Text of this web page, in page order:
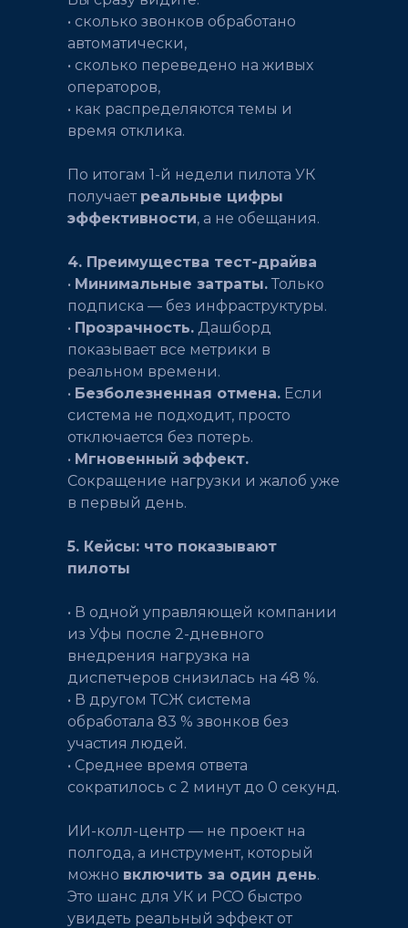
• сколько звонков обработано
автоматически,
• сколько переведено на живых
операторов,
• как распределяются темы и
время отклика.
По итогам 1-й недели пилота УК
получает реальные цифры
эффективности, а не обещания.
4. Преимущества тест-драйва
• Минимальные затраты. Только
подписка — без инфраструктуры.
• Прозрачность. Дашборд
показывает все метрики в
реальном времени.
• Безболезненная отмена. Если
система не подходит, просто
отключается без потерь.
• Мгновенный эффект.
Сокращение нагрузки и жалоб уже
в первый день.
5. Кейсы: что показывают
пилоты
• В одной управляющей компании
из Уфы после 2-дневного
внедрения нагрузка на
диспетчеров снизилась на 48 %.
• В другом ТСЖ система
обработала 83 % звонков без
участия людей.
• Среднее время ответа
сократилось с 2 минут до 0 секунд.
ИИ-колл-центр — не проект на
полгода, а инструмент, который
можно включить за один день.
Это шанс для УК и РСО быстро
увидеть реальный эффект от